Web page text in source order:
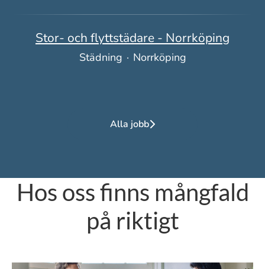
Stor- och flyttstädare - Norrköping
Städning · Norrköping
Alla jobb
Hos oss finns mångfald
på riktigt